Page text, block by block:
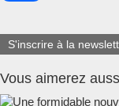
S'inscrire à la
Vous aimerez